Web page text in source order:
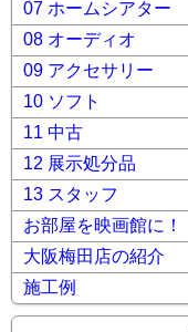
07 ホームシアター
08 オーディオ
09 アクセサリー
10 ソフト
11 中古
12 展示処分品
13 スタッフ
お部屋を映画館に！
大阪梅田店の紹介
施工例